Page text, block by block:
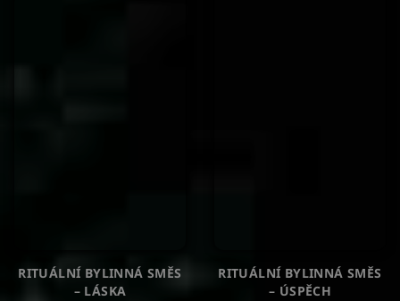
RITUÁLNÍ BYLINNÁ SMĚS
– LÁSKA
RITUÁLNÍ BYLINNÁ SMĚS
– ÚSPĚCH